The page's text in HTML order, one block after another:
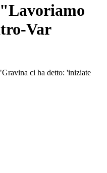
Var
ci ha detto: 'iniziate